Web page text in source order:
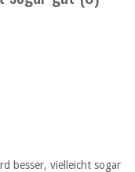
besser, vielleicht sogar